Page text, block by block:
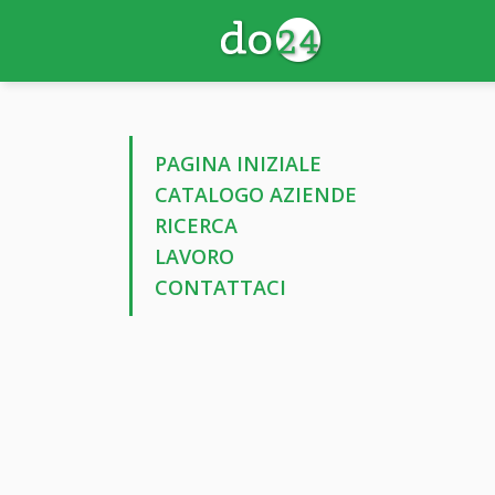
PAGINA INIZIALE
CATALOGO AZIENDE
RICERCA
LAVORO
CONTATTACI